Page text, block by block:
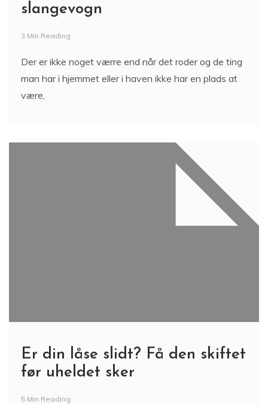
slangevogn
3 Min Reading
Der er ikke noget værre end når det roder og de ting
man har i hjemmet eller i haven ikke har en plads at
være,
Er din låse slidt? Få den skiftet
før uheldet sker
5 Min Reading